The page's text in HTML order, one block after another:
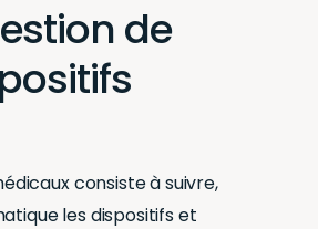
de
consiste à suivre,
les dispositifs et